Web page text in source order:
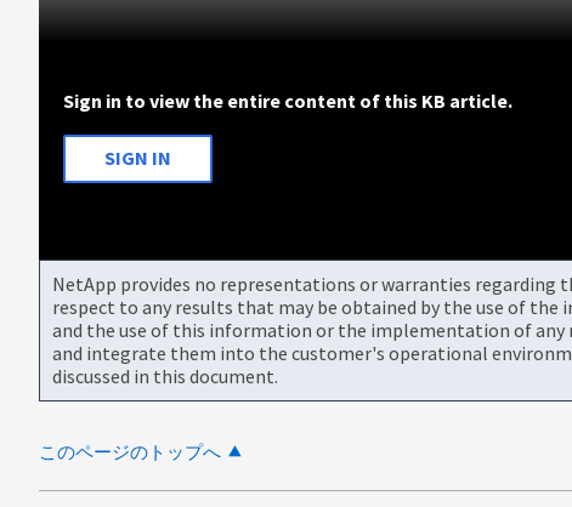
Sign in to view the entire content of this KB article.
SIGN IN
NetApp provides no representations or warranties
respect to any results that may be obtained by the use of
and the use of this information or the implementation of any
and integrate them into the customer's operational
discussed in this document.
このページのトップへ